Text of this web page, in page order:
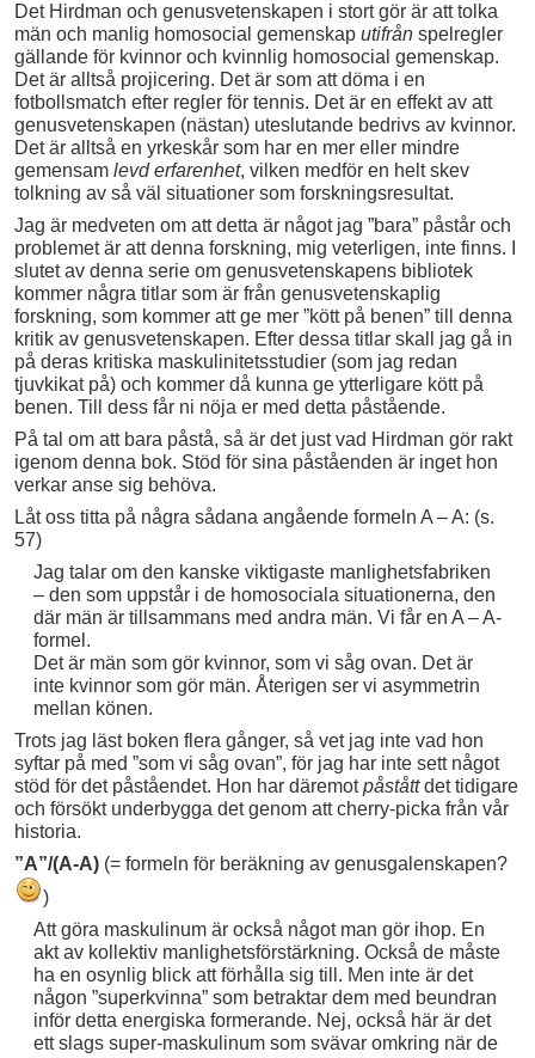
Det Hirdman och genusvetenskapen i stort gör är att tolka
män och manlig homosocial gemenskap utifrån spelregler
gällande för kvinnor och kvinnlig homosocial gemenskap.
Det är alltså projicering. Det är som att döma i en
fotbollsmatch efter regler för tennis. Det är en effekt av att
genusvetenskapen (nästan) uteslutande bedrivs av kvinnor.
Det är alltså en yrkeskår som har en mer eller mindre
gemensam levd erfarenhet, vilken medför en helt skev
tolkning av så väl situationer som forskningsresultat.
Jag är medveten om att detta är något jag ”bara” påstår och
problemet är att denna forskning, mig veterligen, inte finns. I
slutet av denna serie om genusvetenskapens bibliotek
kommer några titlar som är från genusvetenskaplig
forskning, som kommer att ge mer ”kött på benen” till denna
kritik av genusvetenskapen. Efter dessa titlar skall jag gå in
på deras kritiska maskulinitetsstudier (som jag redan
tjuvkikat på) och kommer då kunna ge ytterligare kött på
benen. Till dess får ni nöja er med detta påstående.
På tal om att bara påstå, så är det just vad Hirdman gör rakt
igenom denna bok. Stöd för sina påståenden är inget hon
verkar anse sig behöva.
Låt oss titta på några sådana angående formeln A – A: (s.
57)
Jag talar om den kanske viktigaste manlighetsfabriken
– den som uppstår i de homosociala situationerna, den
där män är tillsammans med andra män. Vi får en A – A-
formel.
Det är män som gör kvinnor, som vi såg ovan. Det är
inte kvinnor som gör män. Återigen ser vi asymmetrin
mellan könen.
Trots jag läst boken flera gånger, så vet jag inte vad hon
syftar på med ”som vi såg ovan”, för jag har inte sett något
stöd för det påståendet. Hon har däremotpåståttdet tidigare
och försökt underbygga det genom att cherry-picka från vår
historia.
”A”/(A-A) (= formeln för beräkning av genusgalenskapen?
)
Att göra maskulinum är också något man gör ihop. En
akt av kollektiv manlighetsförstärkning. Också de måste
ha en osynlig blick att förhålla sig till. Men inte är det
någon ”superkvinna” som betraktar dem med beundran
inför detta energiska formerande. Nej, också här är det
ett slags super-maskulinum som svävar omkring när de